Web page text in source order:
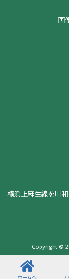
画
横浜上麻生線を川
Copyright ©
ホームへ